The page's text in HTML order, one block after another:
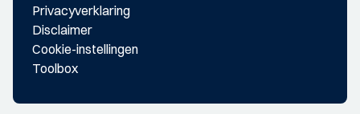
Privacyverklaring
Disclaimer
Cookie-instellingen
Toolbox